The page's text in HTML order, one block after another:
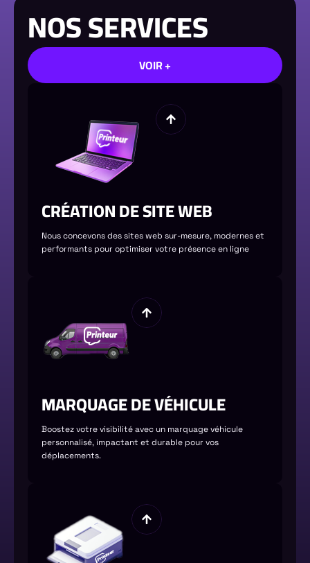
NOS SERVICES
VOIR +
CRÉATION DE SITE WEB
Nous concevons des sites web sur-mesure, modernes et
performants pour optimiser votre présence en ligne
MARQUAGE DE VÉHICULE
Boostez votre visibilité avec un marquage véhicule
personnalisé, impactant et durable pour vos
déplacements.